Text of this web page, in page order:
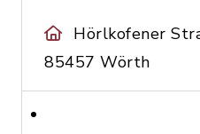
Hörlkofener
85457 Wörth